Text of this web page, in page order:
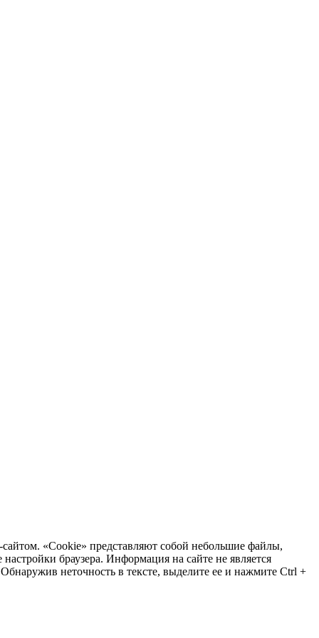
«Cookie» представляют собой небольшие файлы,
браузера. Информация на сайте не является
неточность в тексте, выделите ее и нажмите Ctrl +